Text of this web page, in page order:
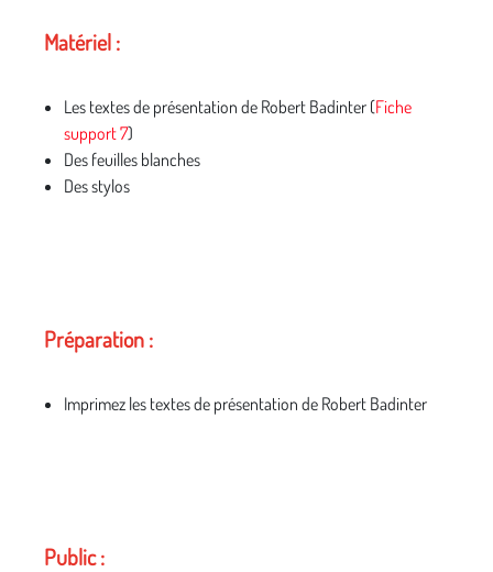
Matériel :
Les textes de présentation de Robert Badinter (Fiche
support 7)
Des feuilles blanches
Des stylos
Préparation :
Imprimez les textes de présentation de Robert Badinter
Public :